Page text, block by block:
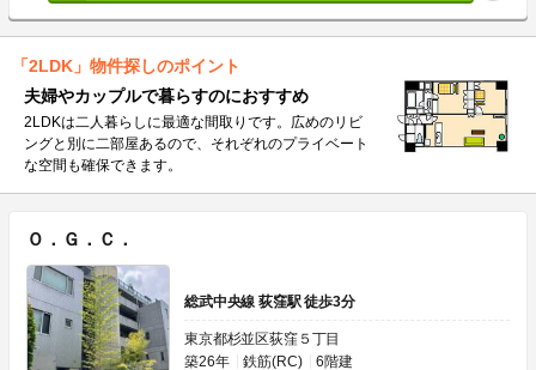
「2LDK」物件探しのポイント
夫婦やカップルで暮らすのにおすすめ
2LDKは二人暮らしに最適な間取りです。広めのリビ
ングと別に二部屋あるので、それぞれのプライベート
な空間も確保できます。
Ｏ．Ｇ．Ｃ．
総武中央線 荻窪駅 徒歩3分
東京都杉並区荻窪５丁目
築26年
鉄筋(RC) 6階建